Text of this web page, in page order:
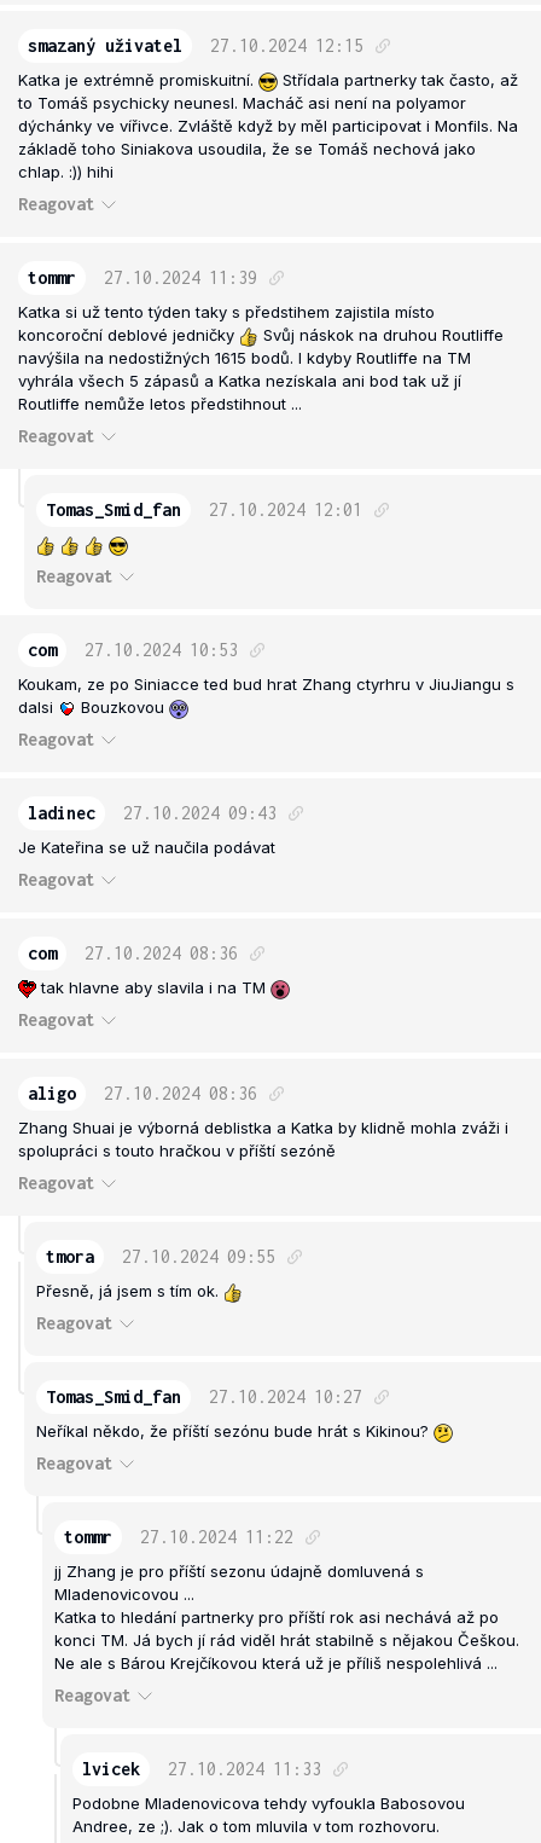
smazaný uživatel 27.10.2024 12:15
Katka je extrémně promiskuitní.
Střídala partnerky tak často, až
to Tomáš psychicky neunesl. Macháč asi není na polyamor
dýchánky ve vířivce. Zvláště když by měl participovat i Monfils. Na
základě toho Siniakova usoudila, že se Tomáš nechová jako
chlap. :)) hihi
Reagovat
tommr 27.10.2024 11:39
Katka si už tento týden taky s předstihem zajistila místo
koncoroční deblové jedničky
Svůj náskok na druhou Routliffe
navýšila na nedostižných 1615 bodů. I kdyby Routliffe na TM
vyhrála všech 5 zápasů a Katka nezískala ani bod tak už jí
Routliffe nemůže letos předstihnout ...
Reagovat
Tomas_Smid_fan 27.10.2024 12:01
Reagovat
com 27.10.2024 10:53
Koukam, ze po Siniacce ted bud hrat Zhang ctyrhru v JiuJiangu s
dalsi
Bouzkovou
Reagovat
ladinec 27.10.2024 09:43
Je Kateřina se už naučila podávat
Reagovat
com 27.10.2024 08:36
tak hlavne aby slavila i na TM
Reagovat
aligo 27.10.2024 08:36
Zhang Shuai je výborná deblistka a Katka by klidně mohla zváži i
spolupráci s touto hračkou v příští sezóně
Reagovat
tmora 27.10.2024 09:55
Přesně, já jsem s tím ok.
Reagovat
Tomas_Smid_fan 27.10.2024 10:27
Neříkal někdo, že příští sezónu bude hrát s Kikinou?
Reagovat
tommr 27.10.2024 11:22
jj Zhang je pro příští sezonu údajně domluvená s
Mladenovicovou ...
Katka to hledání partnerky pro příští rok asi nechává až po
konci TM. Já bych jí rád viděl hrát stabilně s nějakou Češkou.
Ne ale s Bárou Krejčíkovou která už je příliš nespolehlivá ...
Reagovat
lvicek 27.10.2024 11:33
Podobne Mladenovicova tehdy vyfoukla Babosovou
Andree, ze ;). Jak o tom mluvila v tom rozhovoru.